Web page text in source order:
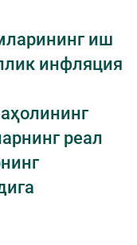
иш
инфляция
реал